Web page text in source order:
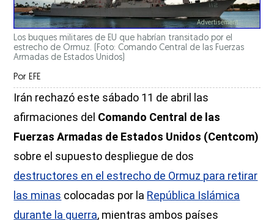
Los buques militares de EU que habrían transitado por el
estrecho de Ormuz. (Foto: Comando Central de las Fuerzas
Armadas de Estados Unidos)
Por EFE
Irán rechazó este sábado 11 de abril las
afirmaciones del Comando Central de las
Fuerzas Armadas de Estados Unidos (Centcom)
sobre el supuesto despliegue de dos
destructores en el estrecho de Ormuz para retirar
las minas colocadas por la República Islámica
durante la guerra, mientras ambos países